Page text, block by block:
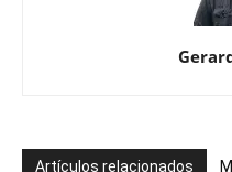
Artículos relacionados